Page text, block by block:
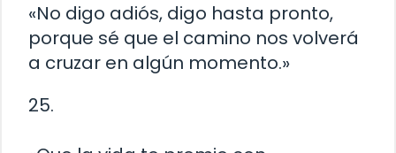
«No digo adiós, digo hasta pronto,
porque sé que el camino nos volverá
a cruzar en algún momento.»
25.